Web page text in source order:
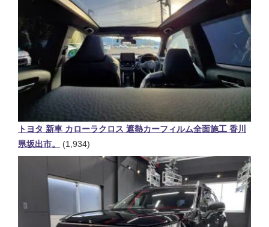
トヨタ 新車 カローラクロス 遮熱カーフィルム全面施工 香川
県坂出市。
(1,934)